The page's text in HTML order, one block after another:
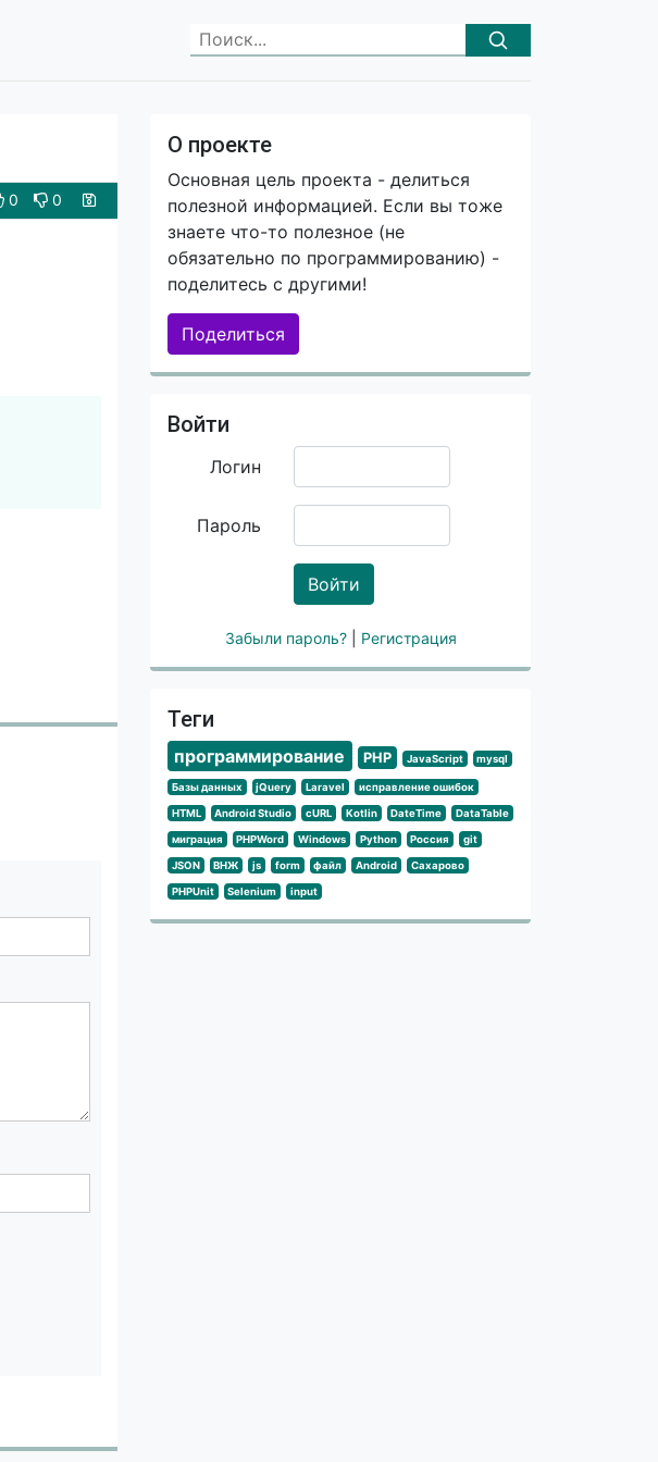
0 0
О проекте
Основная цель проекта - делиться
полезной информацией. Если вы тоже
знаете что-то полезное (не
обязательно по программированию) -
поделитесь с другими!
Поделиться
Войти
Логин
Пароль
Войти
Забыли пароль? Регистрация
Теги
программирование PHP JavaScript mysql
Базы данных jQuery Laravel исправление ошибок
HTML Android Studio cURL Kotlin DateTime DataTable
миграция PHPWord Windows Python Россия git
JSON ВНЖ js form файл Android Сахарово
PHPUnit Selenium input